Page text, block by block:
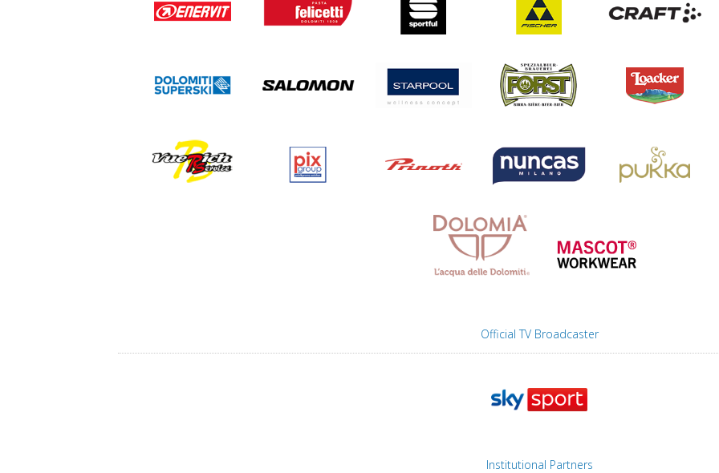
Official TV Broadcaster
Institutional Partners